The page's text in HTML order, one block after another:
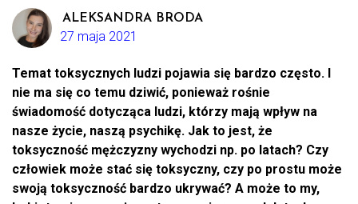
ALEKSANDRA BRODA
27 maja 2021
Temat toksycznych ludzi pojawia się bardzo często. I
nie ma się co temu dziwić, ponieważ rośnie
świadomość dotycząca ludzi, którzy mają wpływ na
nasze życie, naszą psychikę. Jak to jest, że
toksyczność mężczyzny wychodzi np. po latach? Czy
człowiek może stać się toksyczny, czy po prostu może
swoją toksyczność bardzo ukrywać? A może to my,